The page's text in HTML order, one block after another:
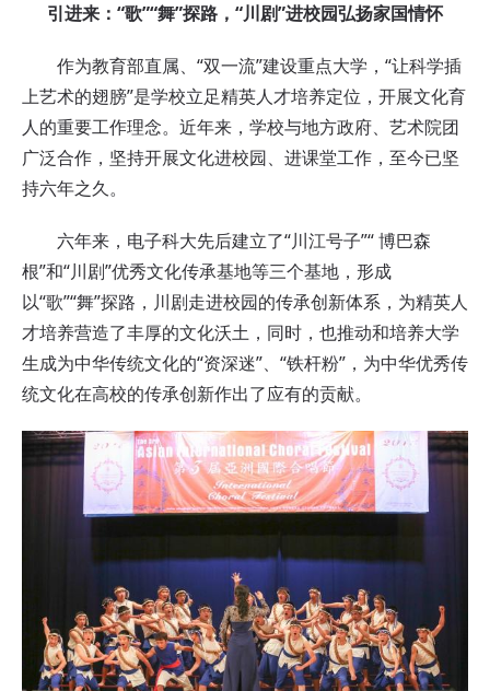
引进来：“歌”“舞”探路，“川剧”进校园弘扬家国情怀
作为教育部直属、“双一流”建设重点大学，“让科学插
上艺术的翅膀”是学校立足精英人才培养定位，开展文化育
人的重要工作理念。近年来，学校与地方政府、艺术院团
广泛合作，坚持开展文化进校园、进课堂工作，至今已坚
持六年之久。
六年来，电子科大先后建立了“川江号子”“ 博巴森
根”和“川剧”优秀文化传承基地等三个基地，形成
以“歌”“舞”探路，川剧走进校园的传承创新体系，为精英人
才培养营造了丰厚的文化沃土，同时，也推动和培养大学
生成为中华传统文化的“资深迷”、“铁杆粉”，为中华优秀传
统文化在高校的传承创新作出了应有的贡献。